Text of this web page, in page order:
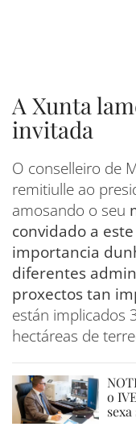
A Xunta
invitada
O conselleiro de
remitiulle ao
amosando o seu
convidado a
importancia
diferentes
proxectos tan
están implicados
hectáreas de
o